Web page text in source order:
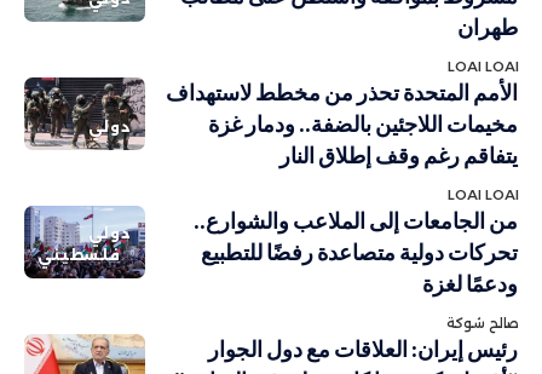
طهران
LOAI LOAI
دولي
الأمم المتحدة تحذر من مخطط لاستهداف
مخيمات اللاجئين بالضفة.. ودمار غزة
يتفاقم رغم وقف إطلاق النار
LOAI LOAI
دولي
فلسطيني
من الجامعات إلى الملاعب والشوارع..
تحركات دولية متصاعدة رفضًا للتطبيع
ودعمًا لغزة
صالح شوكة
رئيس إيران: العلاقات مع دول الجوار